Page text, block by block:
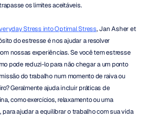
os limites aceitáveis.
Stress into Optimal Stress, Jan Asher et
do estresse é nos ajudar a resolver
nossas experiências. Se você tem estresse
pode reduzi-lo para não chegar a um ponto
do trabalho num momento de raiva ou
Geralmente ajuda incluir práticas de
como exercícios, relaxamento ou uma
ajudar a equilibrar o trabalho com sua vida